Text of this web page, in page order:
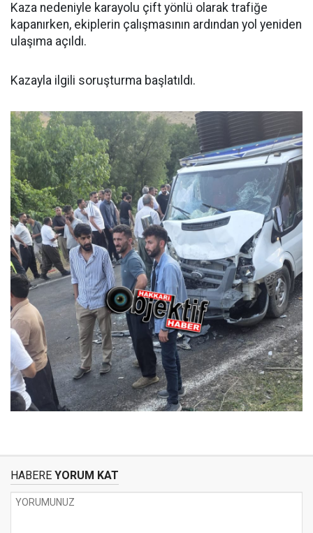
Kaza nedeniyle karayolu çift yönlü olarak trafiğe
kapanırken, ekiplerin çalışmasının ardından yol yeniden
ulaşıma açıldı.
Kazayla ilgili soruşturma başlatıldı.
HABERE YORUM KAT